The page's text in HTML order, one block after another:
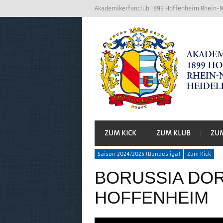
Akademikerfanclub 1899 Hoffenheim Rhein-
ZUM KICK ZUM KLUB
Saison 2024/2025 (Bundesliga) Zum Kick
BORUSSIA
HOFFENHEIM